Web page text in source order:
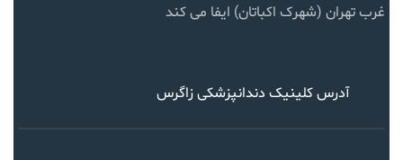
غرب تهران (شهرک اکباتان) ایفا می کند
آدرس کلینیک دندانپزشکی زاگرس